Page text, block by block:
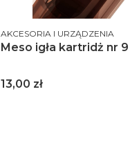
PRODUCENT
AKCESORIA I URZĄDZENIA
Meso igła kartridż nr 9
Cena
13,00 zł